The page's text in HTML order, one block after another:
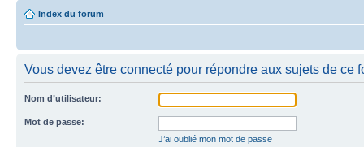
Index du forum
Vous devez être connecté pour répondre aux sujets de ce
Nom d’utilisateur:
Mot de passe:
J’ai oublié mon mot de passe